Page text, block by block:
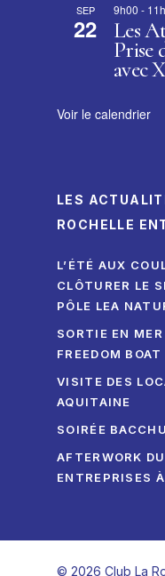
SEP
22
9h00 -
Les
Prise
avec
Voir le calendrier
LES
ROCHELLE
L’ÉTÉ AUX
CLÔTURER LE
PÔLE LEA
SORTIE EN
FREEDOM BOAT
VISITE DES
AQUITAINE
SOIRÉE
AFTERWORK
ENTREPRISES
© 2026 Club La